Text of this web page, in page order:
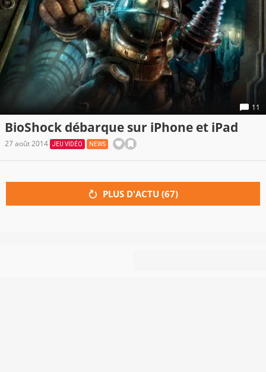
11
BioShock débarque sur iPhone et iPad
27 août 2014 JEU VIDÉO NEWS
PLUS D'ACTU (67)